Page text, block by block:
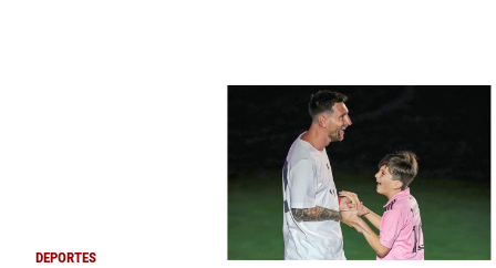
DEPORTES